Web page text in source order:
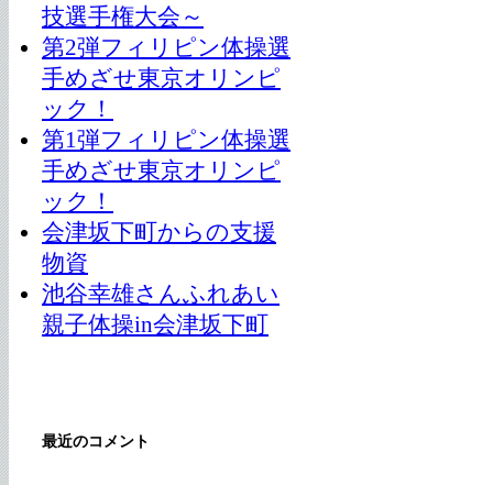
技選手権大会～
第2弾フィリピン体操選
手めざせ東京オリンピ
ック！
第1弾フィリピン体操選
手めざせ東京オリンピ
ック！
会津坂下町からの支援
物資
池谷幸雄さんふれあい
親子体操in会津坂下町
最近のコメント